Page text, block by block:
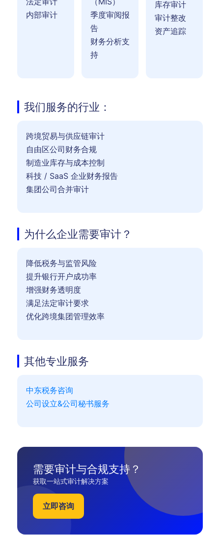
内部审计
季度审阅报
告
财务分析支
持
库存审计
审计整改
资产追踪
我们服务的行业：
跨境贸易与供应链审计
自由区公司财务合规
制造业库存与成本控制
科技 / SaaS 企业财务报告
集团公司合并审计
为什么企业需要审计？
降低税务与监管风险
提升银行开户成功率
增强财务透明度
满足法定审计要求
优化跨境集团管理效率
其他专业服务
中东税务咨询
公司设立&公司秘书服务
需要审计与合规支持？
获取一站式审计解决方案
立即咨询